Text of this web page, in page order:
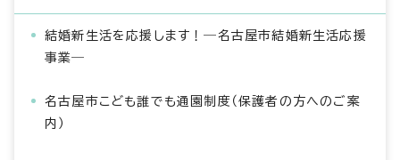
結婚新生活を応援します！―名古屋市結婚新生活応援
事業―
名古屋市こども誰でも通園制度（保護者の方へのご案
内）